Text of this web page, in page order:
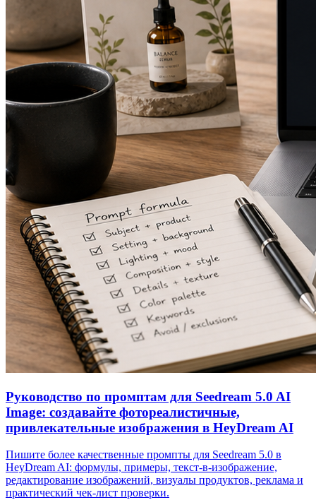
Руководство по промптам для Seedream 5.0 AI
Image: создавайте фотореалистичные,
привлекательные изображения в HeyDream AI
Пишите более качественные промпты для Seedream 5.0 в
HeyDream AI: формулы, примеры, текст‑в‑изображение,
редактирование изображений, визуалы продуктов, реклама и
практический чек‑лист проверки.